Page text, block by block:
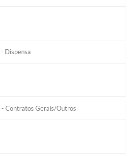
Dispensa
- Contratos Gerais/Outros